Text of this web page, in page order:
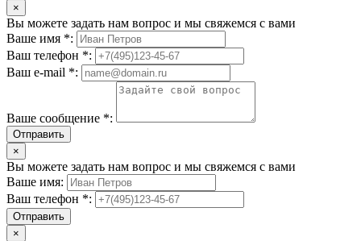
×
Вы можете задать нам вопрос и мы свяжемся с вами
Ваше имя *:
Ваш телефон *:
Ваш e-mail *:
Ваше сообщение *:
Отправить
×
Вы можете задать нам вопрос и мы свяжемся с вами
Ваше имя:
Ваш телефон *:
Отправить
×